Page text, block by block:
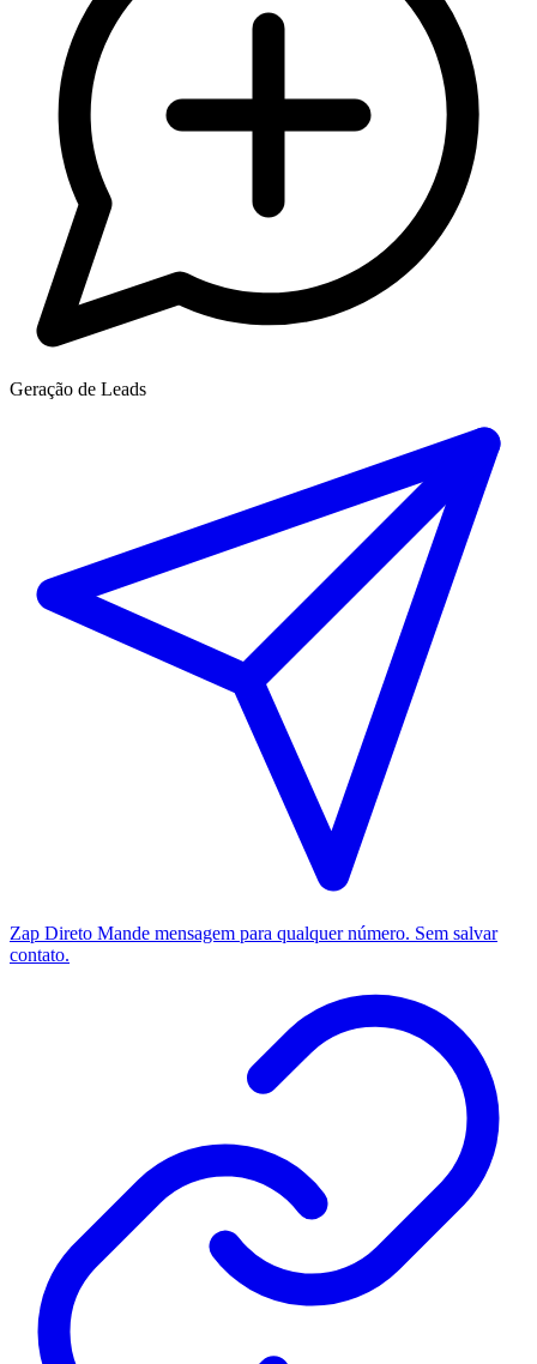
Geração de Leads
Zap Direto Mande mensagem para qualquer número. Sem salvar
contato.